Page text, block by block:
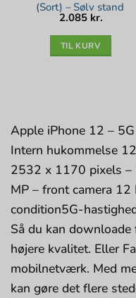
(Sort) – Sølv stand
2.085 kr.
TIL KURV
Apple iPhone 12 –
Intern hukommelse
2532 x 1170 pixels –
MP – front camera
condition5G-
Så du kan
højere kvalitet. Eller
mobilnetværk. Med
kan gøre det flere